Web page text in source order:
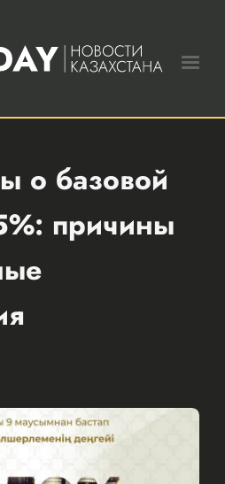
о базовой
причины